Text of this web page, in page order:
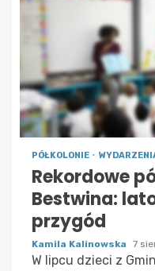
PÓŁKOLONIE
Rekordowe
Bestwina:
przygód
Kamila Kalinowska 7
W lipcu dzieci z